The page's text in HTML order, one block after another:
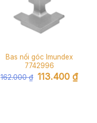
Bas nối góc Imundex
7742996
162.000₫ Giá
gốc
113.400 ₫Giá
hiện